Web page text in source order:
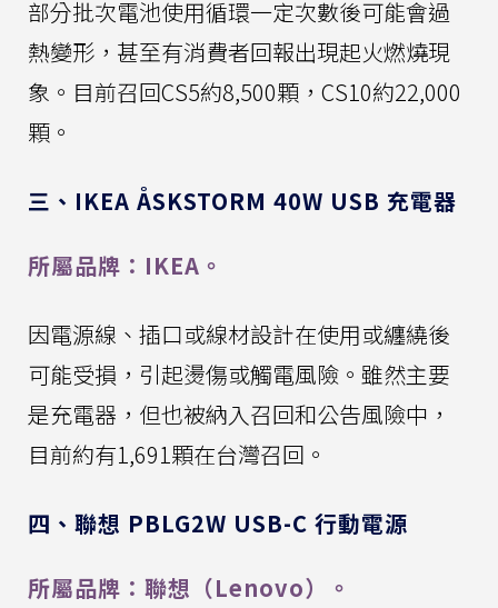
部分批次電池使用循環一定次數後可能會過
熱變形，甚至有消費者回報出現起火燃燒現
象。目前召回CS5約8,500顆，CS10約22,000
顆。
三、IKEA ÅSKSTORM 40W USB 充電器
所屬品牌：IKEA。
因電源線、插口或線材設計在使用或纏繞後
可能受損，引起燙傷或觸電風險。雖然主要
是充電器，但也被納入召回和公告風險中，
目前約有1,691顆在台灣召回。
四、聯想 PBLG2W USB-C 行動電源
所屬品牌：聯想（Lenovo）。